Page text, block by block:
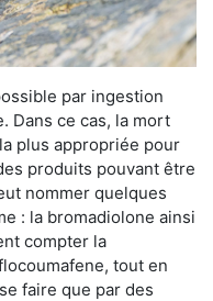
par ingestion
Dans ce cas, la mort
plus appropriée pour
produits pouvant être
nommer quelques
: la bromadiolone ainsi
compter la
tout en
faire que par des